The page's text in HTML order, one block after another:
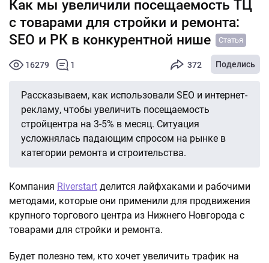
Как мы увеличили посещаемость ТЦ
с товарами для стройки и ремонта:
SEO и РК в конкурентной нише
Статья
16279 1 372 Поделись
Рассказываем, как использовали SEO и интернет-
рекламу, чтобы увеличить посещаемость
стройцентра на 3-5% в месяц. Ситуация
усложнялась падающим спросом на рынке в
категории ремонта и строительства.
Компания Riverstart делится лайфхаками и рабочими
методами, которые они применили для продвижения
крупного торгового центра из Нижнего Новгорода с
товарами для стройки и ремонта.
Будет полезно тем, кто хочет увеличить трафик на